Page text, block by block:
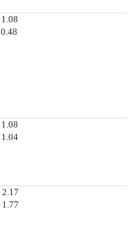
1.08
0.48
1.08
1.04
2.17
1.77